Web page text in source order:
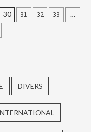
30 31 32 33 …
DIVERS